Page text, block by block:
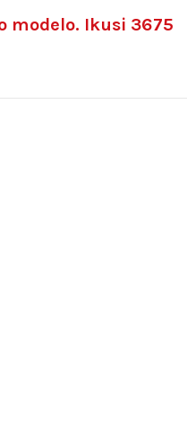
modelo. Ikusi 3675